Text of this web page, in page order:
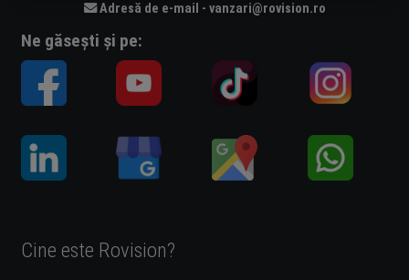
Adresă de e-mail - vanzari@rovision.ro
Ne găsești și pe:
Cine este Rovision?